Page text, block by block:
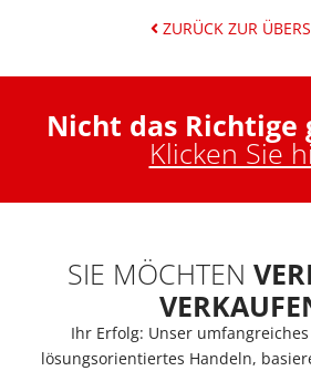
ZURÜCK ZUR
Nicht das Richtige
Klicken Sie
SIE MÖCHTEN
Ihr Erfolg: Unser
lösungsorientiertes Handeln,